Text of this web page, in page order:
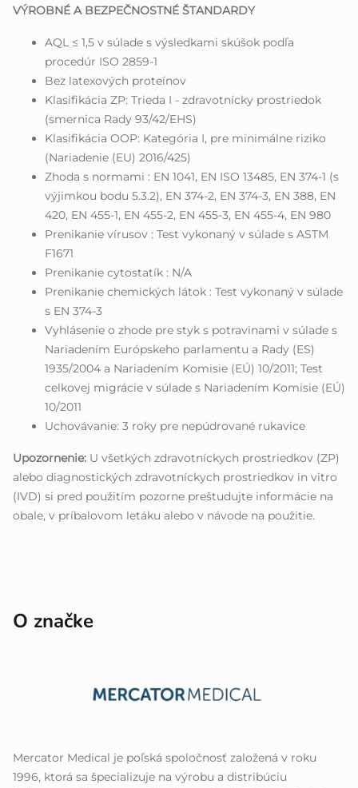
VÝROBNÉ A BEZPEČNOSTNÉ ŠTANDARDY
AQL ≤ 1,5 v súlade s výsledkami skúšok podľa
procedúr ISO 2859-1
Bez latexových proteínov
Klasifikácia ZP: Trieda I - zdravotnícky prostriedok
(smernica Rady 93/42/EHS)
Klasifikácia OOP: Kategória I, pre minimálne riziko
(Nariadenie (EU) 2016/425)
Zhoda s normami : EN 1041, EN ISO 13485, EN 374-1 (s
výjimkou bodu 5.3.2), EN 374-2, EN 374-3, EN 388, EN
420, EN 455-1, EN 455-2, EN 455-3, EN 455-4, EN 980
Prenikanie vírusov : Test vykonaný v súlade s ASTM
F1671
Prenikanie cytostatík : N/A
Prenikanie chemických látok : Test vykonaný v súlade
s EN 374-3
Vyhlásenie o zhode pre styk s potravinami v súlade s
Nariadením Európskeho parlamentu a Rady (ES)
1935/2004 a Nariadením Komisie (EÚ) 10/2011; Test
celkovej migrácie v súlade s Nariadením Komisie (EÚ)
10/2011
Uchovávanie: 3 roky pre nepúdrované rukavice
Upozornenie: U všetkých zdravotníckych prostriedkov (ZP)
alebo diagnostických zdravotníckych prostriedkov in vitro
(IVD) si pred použitím pozorne preštudujte informácie na
obale, v príbalovom letáku alebo v návode na použitie.
O značke
Mercator Medical je poľská spoločnosť založená v roku
1996, ktorá sa špecializuje na výrobu a distribúciu